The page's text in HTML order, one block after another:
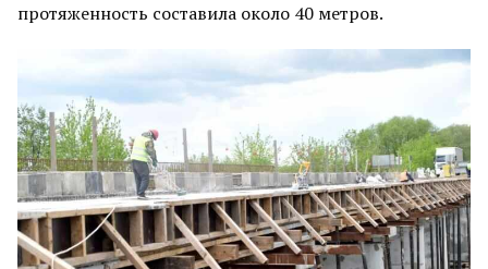
протяженность составила около 40 метров.